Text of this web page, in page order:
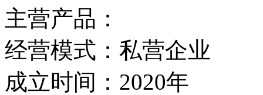
主营产品：
经营模式： 私营企业
成立时间： 2020年